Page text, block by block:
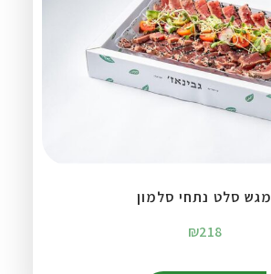
מגש סלט נתחי סלמון
₪218